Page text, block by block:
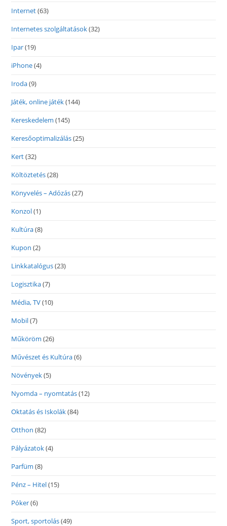
Internet(63)
Internetes szolgáltatások(32)
Ipar(19)
iPhone(4)
Iroda(9)
Játék, online játék(144)
Kereskedelem (145)
Keresőoptimalizálás(25)
Kert(32)
Költöztetés(28)
Könyvelés – Adózás(27)
Konzol(1)
Kultúra(8)
Kupon (2)
Linkkatalógus(23)
Logisztika(7)
Média, TV(10)
Mobil(7)
Műköröm (26)
Művészet és Kultúra(6)
Növények(5)
Nyomda – nyomtatás(12)
Oktatás és Iskolák(84)
Otthon (82)
Pályázatok(4)
Parfüm (8)
Pénz – Hitel(15)
Póker(6)
Sport, sportolás(49)